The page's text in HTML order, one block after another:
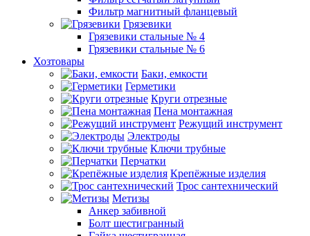
Фильтр магнитный фланцевый
Грязевики
Грязевики стальные № 4
Грязевики стальные № 6
Хозтовары
Баки, емкости
Герметики
Круги отрезные
Пена монтажная
Режущий инструмент
Электроды
Ключи трубные
Перчатки
Крепёжные изделия
Трос сантехнический
Метизы
Анкер забивной
Болт шестигранный